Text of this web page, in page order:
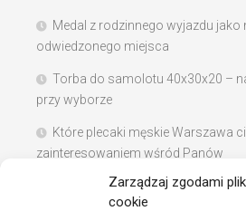
Zarządzaj zgodami
cookie
Medal z rodzinnego wyjazdu jako
odwiedzonego miejsca
Torba do samolotu 40x30x20 –
przy wyborze
Które plecaki męskie Warszawa
zainteresowaniem wśród Panów
Instalacje sanitarne w szpitalach